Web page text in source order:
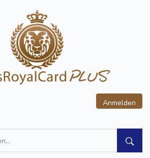
Anmelden